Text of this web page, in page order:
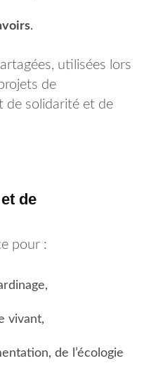
.
utilisées lors
de
de solidarité et de
de
pour :
vivant,
de l’écologie